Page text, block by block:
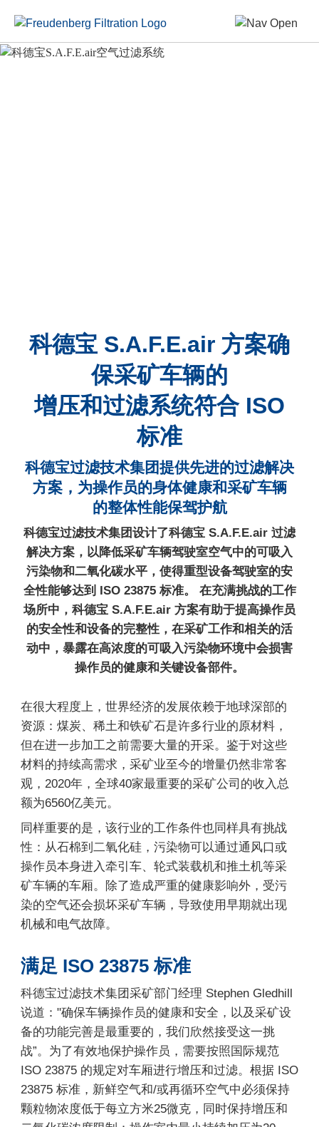
科德宝 S.A.F.E.air 方案确
保采矿车辆的
增压和过滤系统符合 ISO
标准
科德宝过滤技术集团提供先进的过滤解决
方案，为操作员的身体健康和采矿车辆
的整体性能保驾护航
科德宝过滤技术集团设计了科德宝 S.A.F.E.air 过滤
解决方案，以降低采矿车辆驾驶室空气中的可吸入
污染物和二氧化碳水平，使得重型设备驾驶室的安
全性能够达到 ISO 23875 标准。 在充满挑战的工作
场所中，科德宝 S.A.F.E.air 方案有助于提高操作员
的安全性和设备的完整性，在采矿工作和相关的活
动中，暴露在高浓度的可吸入污染物环境中会损害
操作员的健康和关键设备部件。
在很大程度上，世界经济的发展依赖于地球深部的
资源：煤炭、稀土和铁矿石是许多行业的原材料，
但在进一步加工之前需要大量的开采。鉴于对这些
材料的持续高需求，采矿业至今的增量仍然非常客
观，2020年，全球40家最重要的采矿公司的收入总
额为6560亿美元。
同样重要的是，该行业的工作条件也同样具有挑战
性：从石棉到二氧化硅，污染物可以通过通风口或
操作员本身进入牵引车、轮式装载机和推土机等采
矿车辆的车厢。除了造成严重的健康影响外，受污
染的空气还会损坏采矿车辆，导致使用早期就出现
机械和电气故障。
满足 ISO 23875 标准
科德宝过滤技术集团采矿部门经理 Stephen Gledhill
说道："确保车辆操作员的健康和安全，以及采矿设
备的功能完善是最重要的，我们欣然接受这一挑
战”。为了有效地保护操作员，需要按照国际规范
ISO 23875 的规定对车厢进行增压和过滤。根据 ISO
23875 标准，新鲜空气和/或再循环空气中必须保持
颗粒物浓度低于每立方米25微克，同时保持增压和